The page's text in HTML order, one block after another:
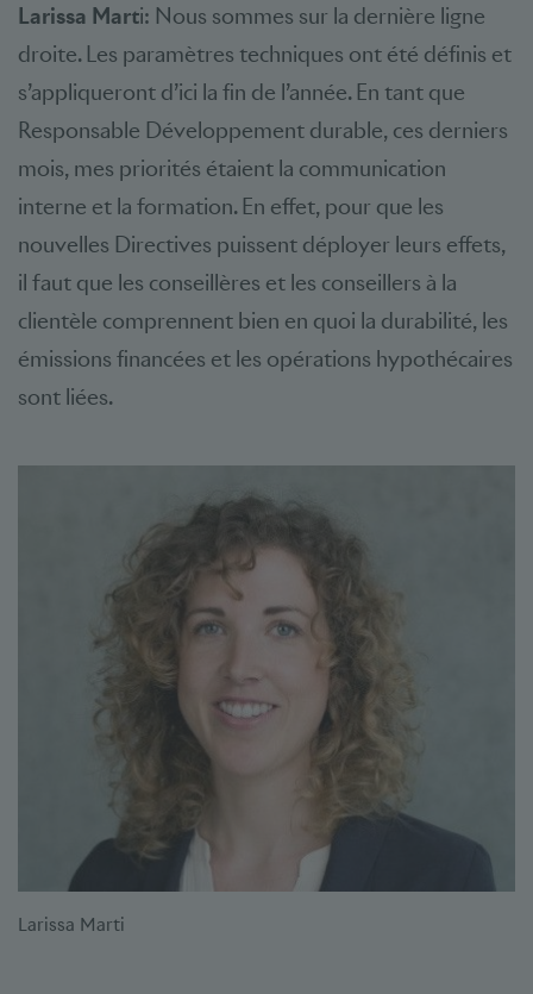
Larissa Marti
Larissa Marti: Nous sommes sur la dernière ligne
droite. Les paramètres techniques ont été définis et
s’appliqueront d’ici la fin de l’année. En tant que
Responsable Développement durable, ces derniers
mois, mes priorités étaient la communication
interne et la formation. En effet, pour que les
nouvelles Directives puissent déployer leurs effets,
il faut que les conseillères et les conseillers à la
clientèle comprennent bien en quoi la durabilité, les
émissions financées et les opérations hypothécaires
sont liées.